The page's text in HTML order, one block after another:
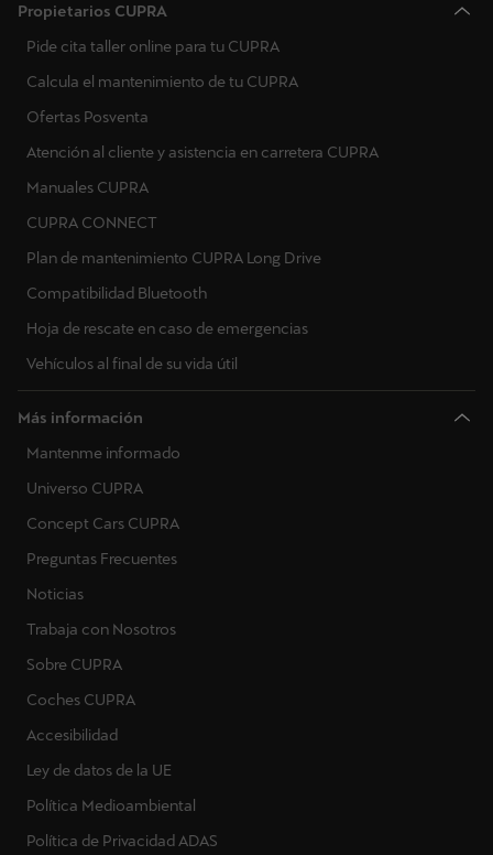
Propietarios CUPRA
Pide cita taller online para tu CUPRA
Calcula el mantenimiento de tu CUPRA
Ofertas Posventa
Atención al cliente y asistencia en carretera CUPRA
Manuales CUPRA
CUPRA CONNECT
Plan de mantenimiento CUPRA Long Drive
Compatibilidad Bluetooth
Hoja de rescate en caso de emergencias
Vehículos al final de su vida útil
Más información
Mantenme informado
Universo CUPRA
Concept Cars CUPRA
Preguntas Frecuentes
Noticias
Trabaja con Nosotros
Sobre CUPRA
Coches CUPRA
Accesibilidad
Ley de datos de la UE
Política Medioambiental
Política de Privacidad ADAS